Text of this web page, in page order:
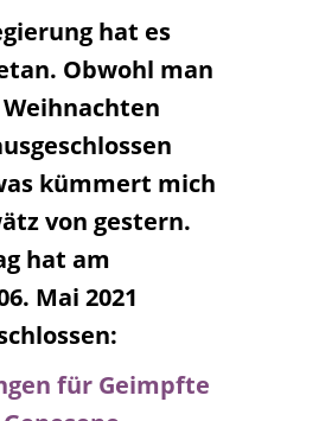
hat es
Obwohl man
kümmert mich
von gestern.
hat am
Mai 2021
für Geimpfte